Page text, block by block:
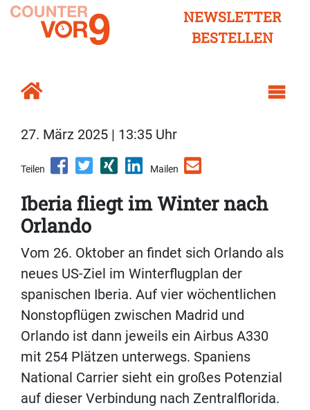
NEWSLETTER
BESTELLEN
27. März 2025 | 13:35 Uhr
Teilen Mailen
Iberia fliegt im Winter nach
Orlando
Vom 26. Oktober an findet sich Orlando als
neues US-Ziel im Winterflugplan der
spanischen Iberia. Auf vier wöchentlichen
Nonstopflügen zwischen Madrid und
Orlando ist dann jeweils ein Airbus A330
mit 254 Plätzen unterwegs. Spaniens
National Carrier sieht ein großes Potenzial
auf dieser Verbindung nach Zentralflorida.